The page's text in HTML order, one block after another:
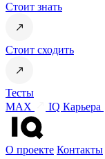
Стоит знать
Стоит сходить
Тесты
MAX
IQ Карьера
О проекте Контакты